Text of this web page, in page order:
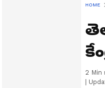
HOME
2 Min